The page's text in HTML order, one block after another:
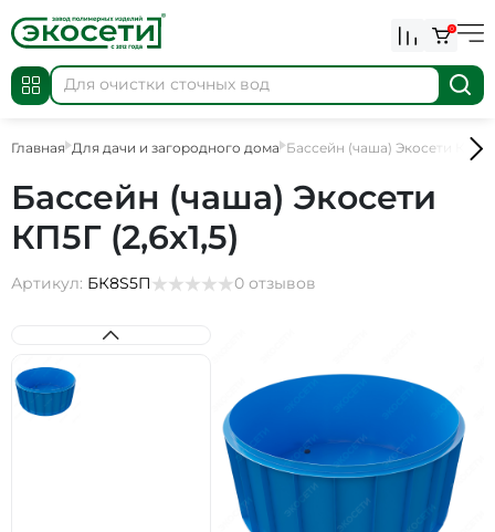
0
Главная Для дачи и загородного дома Бассейн (чаша) Экосети КП5Г
Бассейн (чаша) Экосети
КП5Г (2,6х1,5)
Артикул: БК8S5П 0 отзывов